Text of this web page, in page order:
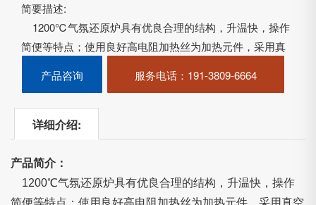
简要描述:
1200℃气氛还原炉具有优良合理的结构，升温快，操作
简便等特点；使用良好高电阻加热丝为加热元件，采用真
用双层炉壳结构，高性能……
产品咨询 服务电话：191-3809-6664
详细介绍:
产品简介：
1200℃气氛还原炉具有优良合理的结构，升温快，操作
简便等特点；使用良好高电阻加热丝为加热元件，采用真空